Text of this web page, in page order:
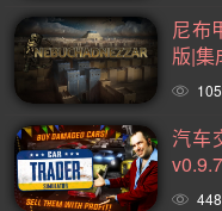
策略(121)
彩色(119)
类 Rogue(114)
时空旅
第三人称视角(111)
第
模拟(104)
像素图形
二维(103)
角色自定义
尼布
版|集
汽车
448